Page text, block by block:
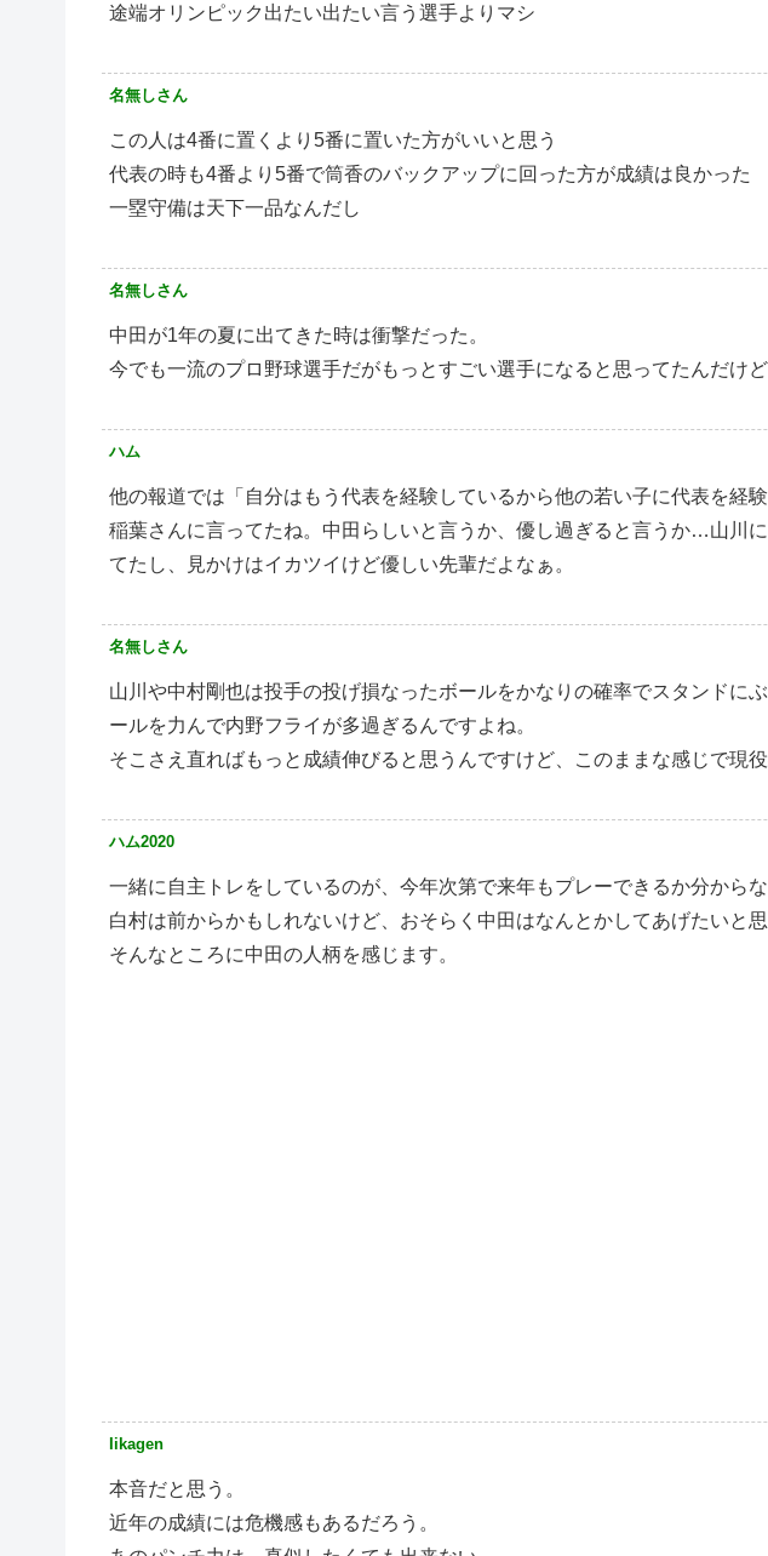
途端オリンピック出たい出たい言う選手よりマシ
名無しさん
この人は4番に置くより5番に置いた方がいいと思う
代表の時も4番より5番で筒香のバックアップに回った方が成績は良かった
一塁守備は天下一品なんだし
名無しさん
中田が1年の夏に出てきた時は衝撃だった。
今でも一流のプロ野球選手だがもっとすごい選手になると思ってたんだけど
ハム
他の報道では「自分はもう代表を経験しているから他の若い子に代表を経
稲葉さんに言ってたね。中田らしいと言うか、優し過ぎると言うか…山川
てたし、見かけはイカツイけど優しい先輩だよなぁ。
名無しさん
山川や中村剛也は投手の投げ損なったボールをかなりの確率でスタンドに
ールを力んで内野フライが多過ぎるんですよね。
そこさえ直ればもっと成績伸びると思うんですけど、このままな感じで現役
ハム2020
一緒に自主トレをしているのが、今年次第で来年もプレーできるか分からな
白村は前からかもしれないけど、おそらく中田はなんとかしてあげたいと思
そんなところに中田の人柄を感じます。
Iikagen
本音だと思う。
近年の成績には危機感もあるだろう。